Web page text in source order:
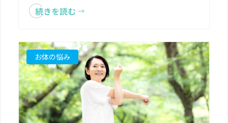
続きを読む
お体の悩み